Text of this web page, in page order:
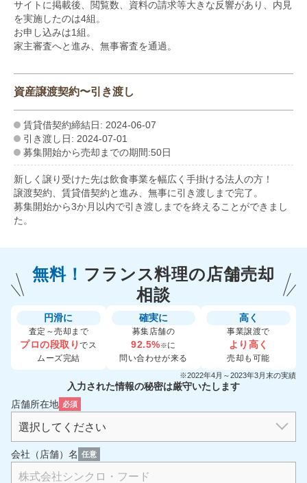
サイトに掲載後、閲覧数、資料の請求等大きな反響があり、内見
を実施したのは4組。
お申し込みは1組。
家主審査へと進み、無事審査を通過。
資産譲渡契約〜引き渡し
賃貸借契約締結日: 2024-06-07
引き渡し日: 2024-07-01
募集開始から売却までの期間:50日
新しく譲り受けた先は飲食事業を幅広く手掛ける法人の方！
譲渡契約、賃貸借契約と進み、無事に引き渡しまで完了。
募集開始から3か月以内で引き渡しまでを終えることができまし
た。
無料！ フランス料理の店舗売却
相談
円滑に
査定～売却まで
プロの段取りでス
ムーズ完結
確実に
募集店舗の
92.5%※に
問い合わせが来る
高く
事業譲渡で
より高く
売却も可能
※2022年4月～2023年3月末の実績
入力された情報の秘密は厳守いたします
店舗所在地 必須
会社（店舗）名 任意